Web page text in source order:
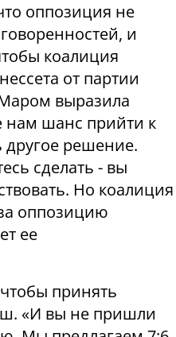
оппозиция не
и
коалиция
от партии
выразила
нам шанс прийти к
решение.
сделать - вы
Но коалиция
оппозицию
ее
принять
«И вы не пришли